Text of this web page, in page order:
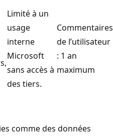
Limité à un
usage
interne
Microsoft
sans accès à
des tiers.
Commentaires
de l’utilisateur
: 1 an
maximum
comme des données